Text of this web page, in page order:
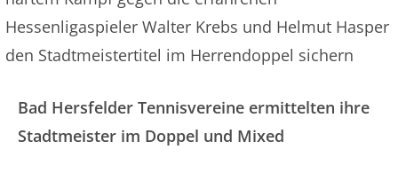
Hessenligaspieler Walter Krebs und Helmut Hasper
den Stadtmeistertitel im Herrendoppel sichern
Bad Hersfelder Tennisvereine ermittelten ihre
Stadtmeister im Doppel und Mixed